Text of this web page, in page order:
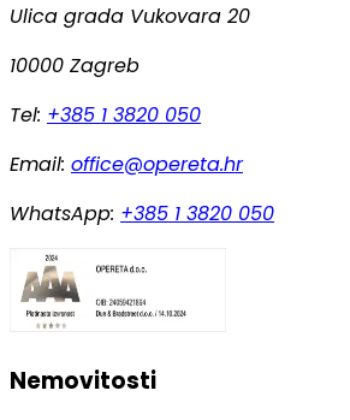
Ulica grada Vukovara 20
10000 Zagreb
Tel: +385 1 3820 050
Email: office@opereta.hr
WhatsApp: +385 1 3820 050
Nemovitosti